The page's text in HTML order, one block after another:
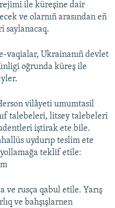
rejimi ile küreşine dair
ve olarnıñ arasından eñ
saylanacaq.
vaqialar, Ukrainanıñ devlet
oğrunda küreş ile
vilâyeti umumtasil
talebeleri, litsey talebeleri
iştirak ete bile.
uydurıp teslim ete
teklif etile:
ve rusça qabul etile. Yarış
ve bahşışlarnen